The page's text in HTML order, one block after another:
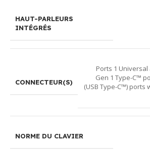
HAUT-PARLEURS
INTÉGRÉS
CONNECTEUR(S)
Ports 1 Universal
Gen 1 Type-C™
(USB Type-C™) ports
NORME DU CLAVIER